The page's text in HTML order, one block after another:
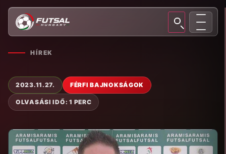
HÍREK
2023.11.27. FÉRFI BAJNOKSÁGOK
OLVASÁSI IDŐ: 1 PERC